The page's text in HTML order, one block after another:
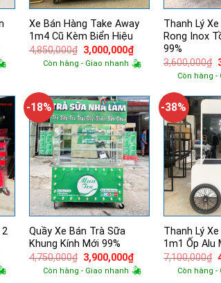
Xe Bán Hàng Take Away
1m4 Cũ Kèm Biển Hiệu
4,850,000₫ Giá
gốc
là:
3,000,000₫Giá
hiện
tại
Còn hàng - Giao nhanh
Thanh Lý
Rong Inox
99%
3,600,000₫
Còn hàng -
2
-18%
Quầy Xe Bán Trà Sữa
Khung Kính Mới 99%
4,750,000₫ Giá
gốc
là:
3,900,000₫Giá
hiện
tại
Còn hàng - Giao nhanh
-38%
Thanh Lý
1m1 Ốp Alu
7,100,000₫
Còn hàng -